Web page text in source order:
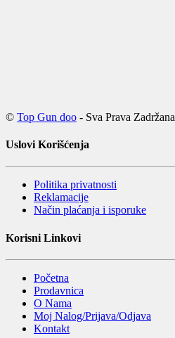
© Top Gun doo - Sva Prava Zadržana
Uslovi Korišćenja
Politika privatnosti
Reklamacije
Način plaćanja i isporuke
Korisni Linkovi
Početna
Prodavnica
O Nama
Moj Nalog/Prijava/Odjava
Kontakt